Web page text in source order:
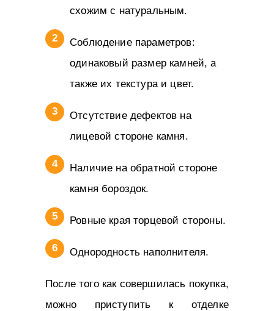
схожим с натуральным.
Соблюдение параметров:
одинаковый размер камней, а
также их текстура и цвет.
Отсутствие дефектов на
лицевой стороне камня.
Наличие на обратной стороне
камня бороздок.
Ровные края торцевой стороны.
Однородность наполнителя.
После того как совершилась покупка,
можно приступить к отделке